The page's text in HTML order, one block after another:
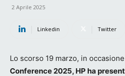
2 Aprile 2025
Linkedin Twitter
Lo scorso 19 marzo, in
Conference 2025, HP ha